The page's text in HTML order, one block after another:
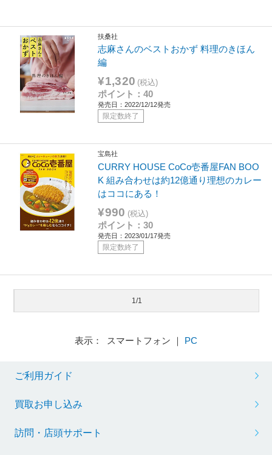
扶桑社
志麻さんのベストおかず 料理のきほん
編
¥1,320 (税込)
ポイント：40
発売日：2022/12/12発売
限定数終了
宝島社
CURRY HOUSE CoCo壱番屋FAN BOO
K 組み合わせは約12億通り理想のカレー
はココにある！
¥990 (税込)
ポイント：30
発売日：2023/01/17発売
限定数終了
1/1
表示： スマートフォン ｜ PC
ご利用ガイド
買取お申し込み
訪問・店頭サポート